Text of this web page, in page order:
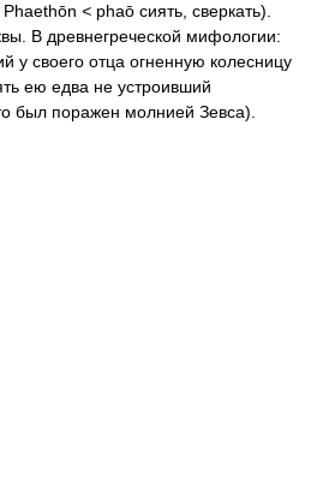
Phaethōn < phaō сиять, сверкать).
В древнегреческой мифологии:
у своего отца огненную колесницу
ею едва не устроивший
был поражен молнией Зевса).